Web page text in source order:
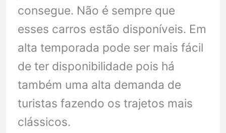
consegue. Não é sempre que
esses carros estão disponíveis. Em
alta temporada pode ser mais fácil
de ter disponibilidade pois há
também uma alta demanda de
turistas fazendo os trajetos mais
clássicos.